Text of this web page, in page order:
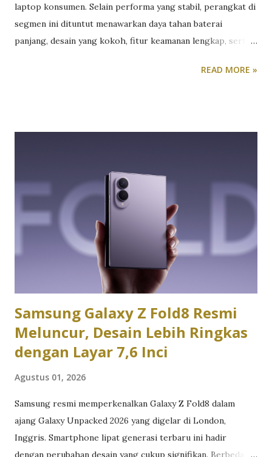
laptop konsumen. Selain performa yang stabil, perangkat di
segmen ini dituntut menawarkan daya tahan baterai
panjang, desain yang kokoh, fitur keamanan lengkap, serta
melihat kemampuannya secara langsung, tim redaksi
seperti membuka puluhan tab browser, mengolah dokumen,
mengedit spreadsheet, mengikuti rapat virtual, hingga
menjalankan berbagai aplikasi komunikasi secara
bersamaan. Hasilnya menunjukkan bahwa Asus ExpertBook
memang dirancang untuk memenuhi kebutuhan profesional
yang mengutamakan efisiensi dan stabilitas dibanding
sekadar mengejar angka benchmark. Desain Asus
ExpertBook langsung memberikan ke...
READ MORE »
Samsung Galaxy Z Fold8 Resmi
Meluncur, Desain Lebih Ringkas
dengan Layar 7,6 Inci
Agustus 01, 2026
Samsung resmi memperkenalkan Galaxy Z Fold8 dalam
ajang Galaxy Unpacked 2026 yang digelar di London,
Inggris. Smartphone lipat generasi terbaru ini hadir
dengan perubahan desain yang cukup signifikan. Berbeda